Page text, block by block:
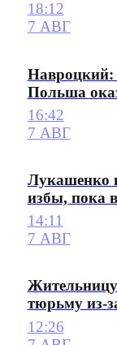
18:12
7 АВГ
Навроцкий:
Польша
16:42
7 АВГ
Лукашенко
избы, пока
14:11
7 АВГ
тюрьму из-
12:26